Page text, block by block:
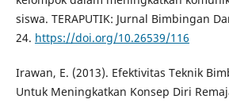
siswa. TERAPUTIK: Jurnal Bimbingan
24. https://doi.org/10.26539/116
Irawan, E. (2013). Efektivitas Teknik
Untuk Meningkatkan Konsep Diri